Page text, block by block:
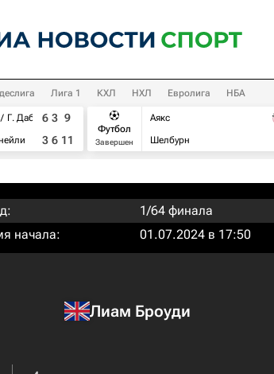
Лига 1 КХЛ НХЛ Евролига НБА
Г. Дабровски
6 3 9
3 6 11
Футбол
Завершен
Аякс
Шелбурн
1/64 финала
начала:
01.07.2024 в 17:50
Лиам Броуди